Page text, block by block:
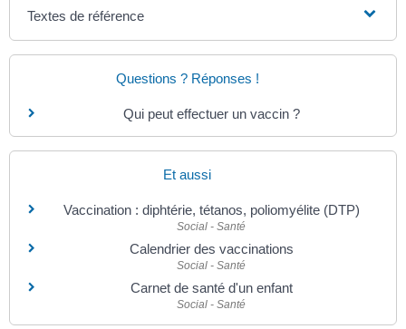
Textes de référence
Questions ? Réponses !
Qui peut effectuer un vaccin ?
Et aussi
Vaccination : diphtérie, tétanos, poliomyélite (DTP)
Social - Santé
Calendrier des vaccinations
Social - Santé
Carnet de santé d'un enfant
Social - Santé